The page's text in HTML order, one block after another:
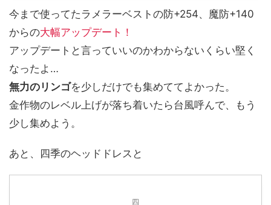
今まで使ってたラメラーベストの防+254、魔防+140
からの大幅アップデート！
アップデートと言っていいのかわからないくらい堅く
なったよ…
無力のリンゴを少しだけでも集めててよかった。
金作物のレベル上げが落ち着いたら台風呼んで、もう
少し集めよう。
あと、四季のヘッドドレスと
四